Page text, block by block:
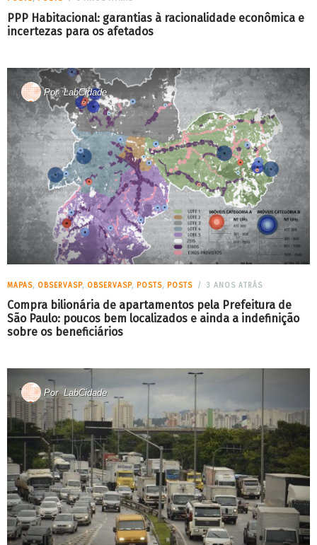
PPP Habitacional: garantias à racionalidade econômica e
incertezas para os afetados
PorLabCidade
MAPAS, OBSERVASP, OBSERVASP, POSTS, POSTS 3 ANOS ATRÁS
Compra bilionária de apartamentos pela Prefeitura de
São Paulo: poucos bem localizados e ainda a indefinição
sobre os beneficiários
PorLabCidade